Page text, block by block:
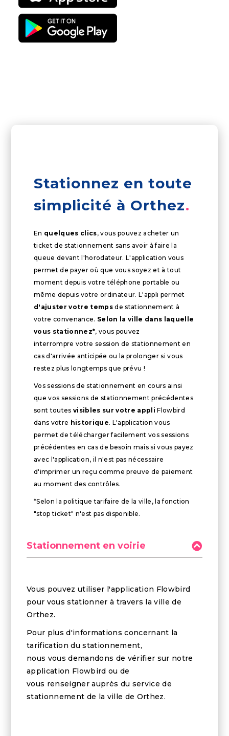
Stationnez en toute
simplicité à Orthez
En quelques clics, vous pouvez acheter un
ticket de stationnement sans avoir à faire la
queue devant l'horodateur. L'application vous
permet de payer où que vous soyez et à tout
moment depuis votre téléphone portable ou
même depuis votre ordinateur. L'appli permet
d'ajuster votre tempsde stationnement à
votre convenance. Selon la ville dans laquelle
vous stationnez*, vous pouvez
interrompre votre session de stationnement en
cas d'arrivée anticipée ou la prolonger si vous
restez plus longtemps que prévu !
Vos sessions de stationnement en cours ainsi
que vos sessions de stationnement précédentes
sont toutes visibles sur votre appli Flowbird
dans votre historique. L'application vous
permet de télécharger facilement vos sessions
précédentes en cas de besoin mais si vous payez
avec l'application, il n'est pas nécessaire
d'imprimer un reçu comme preuve de paiement
au moment des contrôles.
*Selon la politique tarifaire de la ville, la fonction
"stop ticket" n'est pas disponible.
Stationnement en voirie
Vous pouvez utiliser l'application Flowbird
pour vous stationner à travers la ville de
Orthez.
Pour plus d'informations concernant la
tarification du stationnement,
nous vous demandons de vérifier sur notre
application Flowbird ou de
vous renseigner auprès du service de
stationnement de la ville de Orthez.